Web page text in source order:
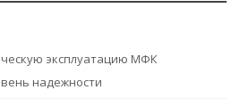
эксплуатацию МФК
надежности